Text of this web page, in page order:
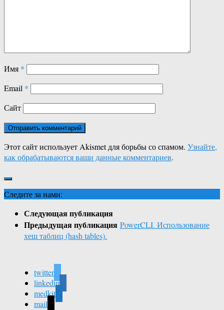
Имя *
Email *
Сайт
Этот сайт использует Akismet для борьбы со спамом. Узнайте,
как обрабатываются ваши данные комментариев.
Следите за нами:
Следующая публикация
Предыдущая публикация PowerCLI. Использование
хеш таблиц (hash tables).
twitter
linkedin
medkit
mail